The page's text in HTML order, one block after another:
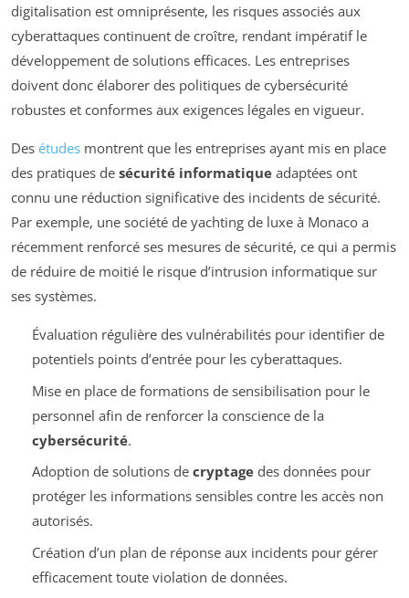
digitalisation est omniprésente, les risques associés aux
cyberattaques continuent de croître, rendant impératif le
développement de solutions efficaces. Les entreprises
doivent donc élaborer des politiques de cybersécurité
robustes et conformes aux exigences légales en vigueur.
Des études montrent que les entreprises ayant mis en place
des pratiques de sécurité informatique adaptées ont
connu une réduction significative des incidents de sécurité.
Par exemple, une société de yachting de luxe à Monaco a
récemment renforcé ses mesures de sécurité, ce qui a permis
de réduire de moitié le risque d’intrusion informatique sur
ses systèmes.
Évaluation régulière des vulnérabilités pour identifier de
potentiels points d’entrée pour les cyberattaques.
Mise en place de formations de sensibilisation pour le
personnel afin de renforcer la conscience de la
cybersécurité.
Adoption de solutions de cryptagedes données pour
protéger les informations sensibles contre les accès non
autorisés.
Création d’un plan de réponse aux incidents pour gérer
efficacement toute violation de données.